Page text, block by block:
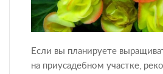
Если вы планируете
на приусадебном участке,